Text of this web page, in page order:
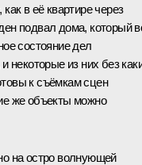
в её квартире через
подвал дома, который
состояние дел
некоторые из них без
к съёмкам сцен
же объекты можно
на остро волнующей